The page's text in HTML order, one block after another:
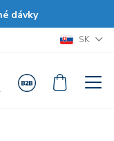
dávky
SK